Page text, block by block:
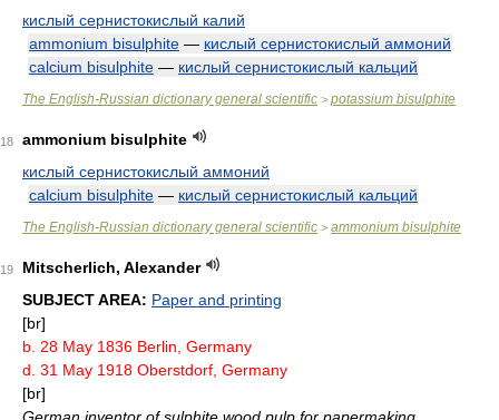
кислый сернистокислый калий
ammonium bisulphite — кислый сернистокислый аммоний
calcium bisulphite — кислый сернистокислый кальций
The English-Russian dictionary general scientific > potassium bisulphite
18
ammonium bisulphite
кислый сернистокислый аммоний
calcium bisulphite — кислый сернистокислый кальций
The English-Russian dictionary general scientific > ammonium bisulphite
19
Mitscherlich, Alexander
SUBJECT AREA: Paper and printing
[br]
b. 28 May 1836 Berlin, Germany
d. 31 May 1918 Oberstdorf, Germany
[br]
German inventor of sulphite wood pulp for papermaking.